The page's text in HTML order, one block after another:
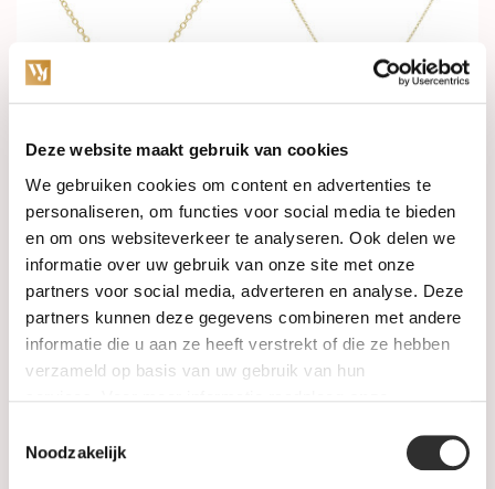
Deze website maakt gebruik van cookies
We gebruiken cookies om content en advertenties te
personaliseren, om functies voor social media te bieden
en om ons websiteverkeer te analyseren. Ook delen we
informatie over uw gebruik van onze site met onze
partners voor social media, adverteren en analyse. Deze
partners kunnen deze gegevens combineren met andere
informatie die u aan ze heeft verstrekt of die ze hebben
verzameld op basis van uw gebruik van hun
Noodzakelijk
In stock
Katinka Berretty Collier
Diamond Xpression Medium
14k Bicolor met diamant
01CGW022BR
€3.695,00
In stock
Katinka Berretty Collier
Diamond Xpression Small
14k Bicolor met diamant
01CGW012BR
€2.995,00